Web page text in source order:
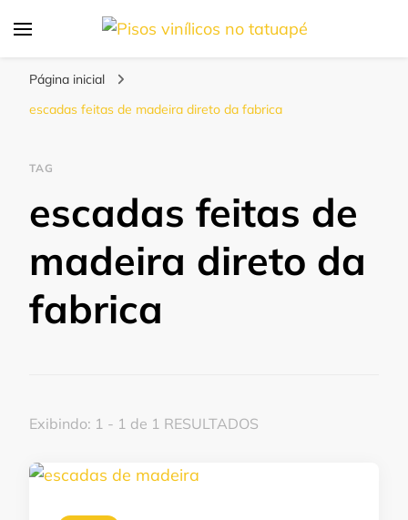
Página inicial
escadas feitas de madeira direto da fabrica
TAG
escadas feitas de
madeira direto da
fabrica
Exibindo: 1 - 1 de 1 RESULTADOS